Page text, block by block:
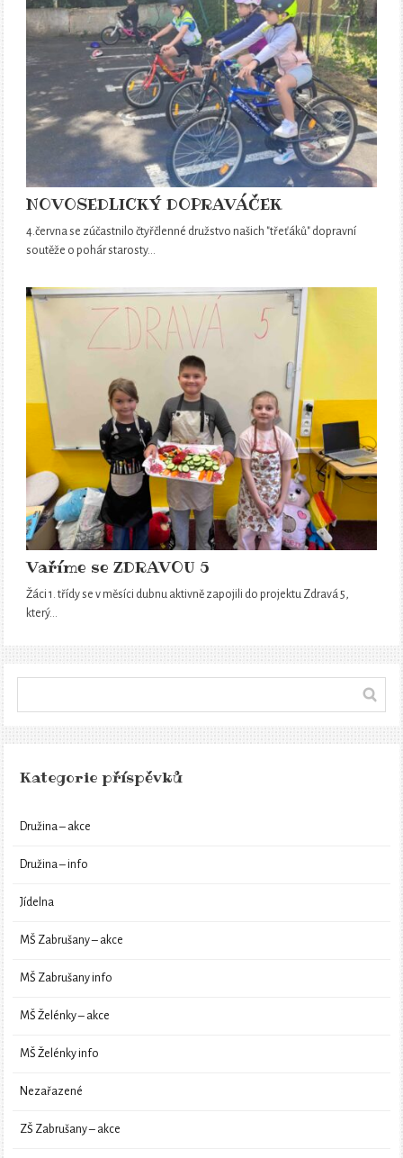
NOVOSEDLICKÝ DOPRAVÁČEK
4.června se zúčastnilo čtyřčlenné družstvo našich "třeťáků" dopravní
soutěže o pohár starosty…
Vaříme se ZDRAVOU 5
Žáci 1. třídy se v měsíci dubnu aktivně zapojili do projektu Zdravá 5,
který…
Kategorie příspěvků
Družina – akce
Družina – info
Jídelna
MŠ Zabrušany – akce
MŠ Zabrušany info
MŠ Želénky – akce
MŠ Želénky info
Nezařazené
ZŠ Zabrušany – akce